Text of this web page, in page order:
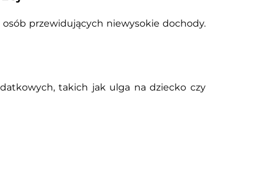
przewidujących niewysokie dochody.
takich jak ulga na dziecko czy